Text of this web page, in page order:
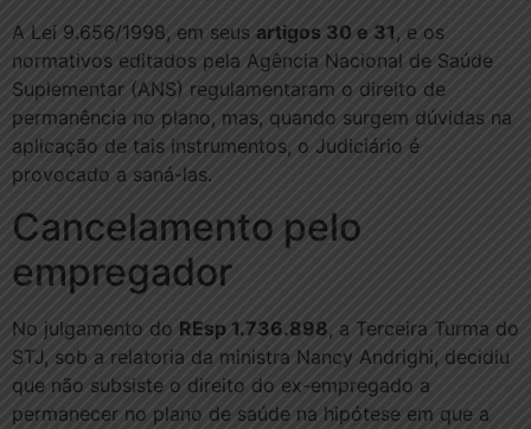
A Lei 9.656/1998, em seus artigos 30 e 31 , e os
normativos editados pela Agência Nacional de Saúde
Suplementar (ANS) regulamentaram o direito de
permanência no plano, mas, quando surgem dúvidas na
aplicação de tais instrumentos, o Judiciário é
provocado a saná-las.
Cancelamen​to pelo
empregador
No julgamento do REsp 1.736.898, a Terceira Turma do
STJ, sob a relatoria da ministra Nancy Andrighi, decidiu
que não subsiste o direito do ex-empregado a
permanecer no plano de saúde na hipótese em que a